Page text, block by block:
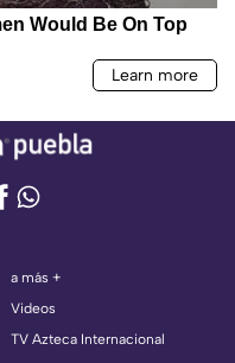
a más +
Videos
TV Azteca Internacional